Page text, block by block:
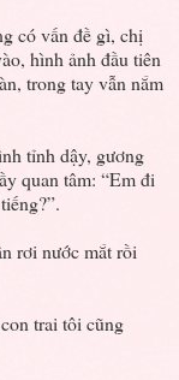
có vấn đề gì, chị
hình ảnh đầu tiên
trong tay vẫn nắm
tỉnh dậy, gương
quan tâm: “Em đi
rơi nước mắt rồi
trai tôi cũng